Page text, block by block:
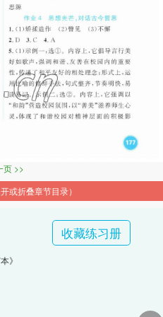
页 >>
或折叠章节目录）
收藏练习册
》